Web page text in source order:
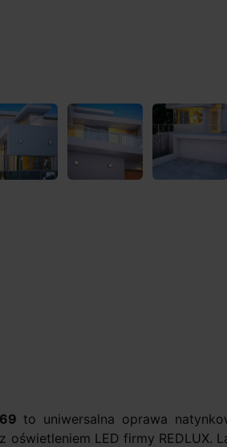
to uniwersalna oprawa
oświetleniem LED firmy REDLUX.